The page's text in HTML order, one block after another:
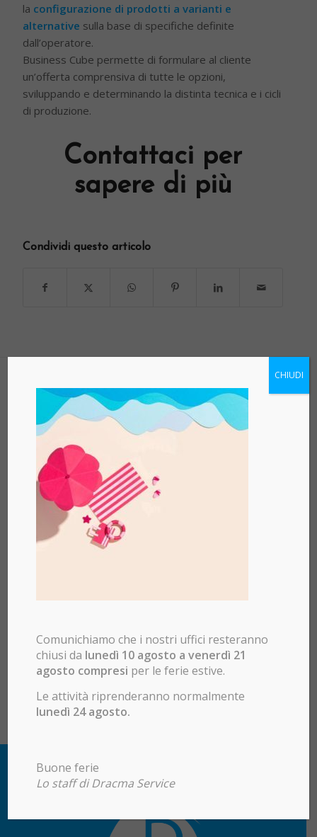
la configurazione di prodotti a varianti e
alternative sulla base di specifiche definite
dall’operatore.
Business Cube permette di formulare al cliente
un’offerta comprensiva di tutte le opzioni,
sviluppando e determinando la distinta tecnica e i cicli
di produzione.
Contattaci per
sapere di più
Condividi questo articolo
Comunichiamo che i nostri uffici resteranno
chiusi da lunedì 10 agosto a venerdì 21
agosto compresi per le ferie estive.
Le attività riprenderanno normalmente
lunedì 24 agosto.
Buone ferie
Lo staff di Dracma Service
CHIUDI